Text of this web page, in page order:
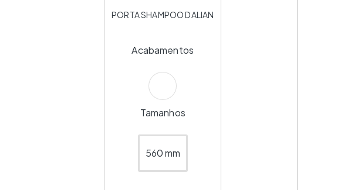
PORTA SHAMPOO DALIAN
Acabamentos
Tamanhos
560 mm